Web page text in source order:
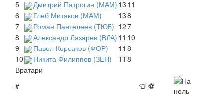
5
Дмитрий Патрогин (МАМ) 13 11
6
Глеб Митяков (МАМ) 138
7
Роман Пантелеев (ТЮБ) 127
8
Александр Лазарев (ВЛА) 11 10
9
Павел Корсаков (ФОР) 11 8
10
Никита Филиппов (ЗЕН) 11 8
Вратари
#
👕 ⚽